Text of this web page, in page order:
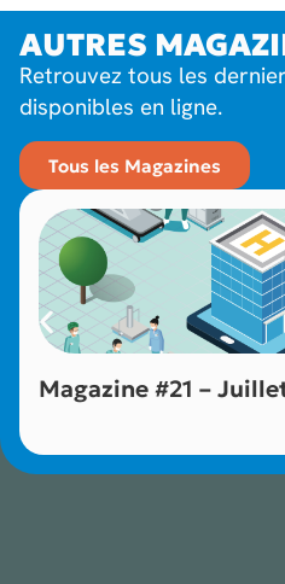
AUTRES
Retrouvez tous les
disponibles en ligne.
Tous les Magazines
Magazine #21 –